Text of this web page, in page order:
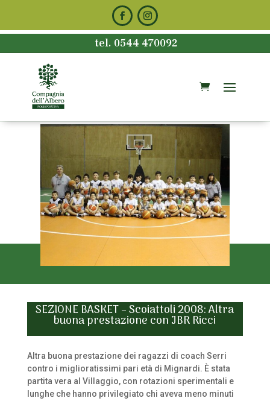
tel. 0544 470092
SEZIONE BASKET – Scoiattoli 2008: Altra
buona prestazione con JBR Ricci
Altra buona prestazione dei ragazzi di coach Serri
contro i miglioratissimi pari età di Mignardi. È stata
partita vera al Villaggio, con rotazioni sperimentali e
lunghe che hanno privilegiato chi aveva meno minuti